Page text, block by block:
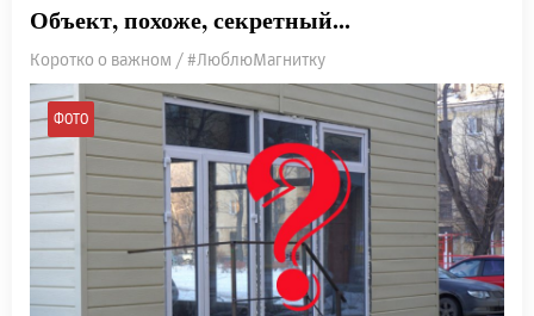
Объект, похоже, секретный...
Коротко о важном / #ЛюблюМагнитку
ФОТО